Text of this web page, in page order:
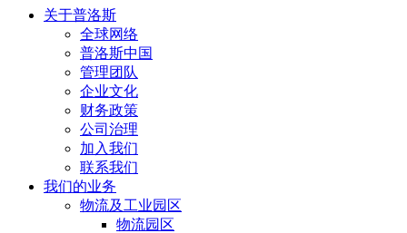
关于普洛斯
全球网络
普洛斯中国
管理团队
企业文化
财务政策
公司治理
加入我们
联系我们
我们的业务
物流及工业园区
物流园区